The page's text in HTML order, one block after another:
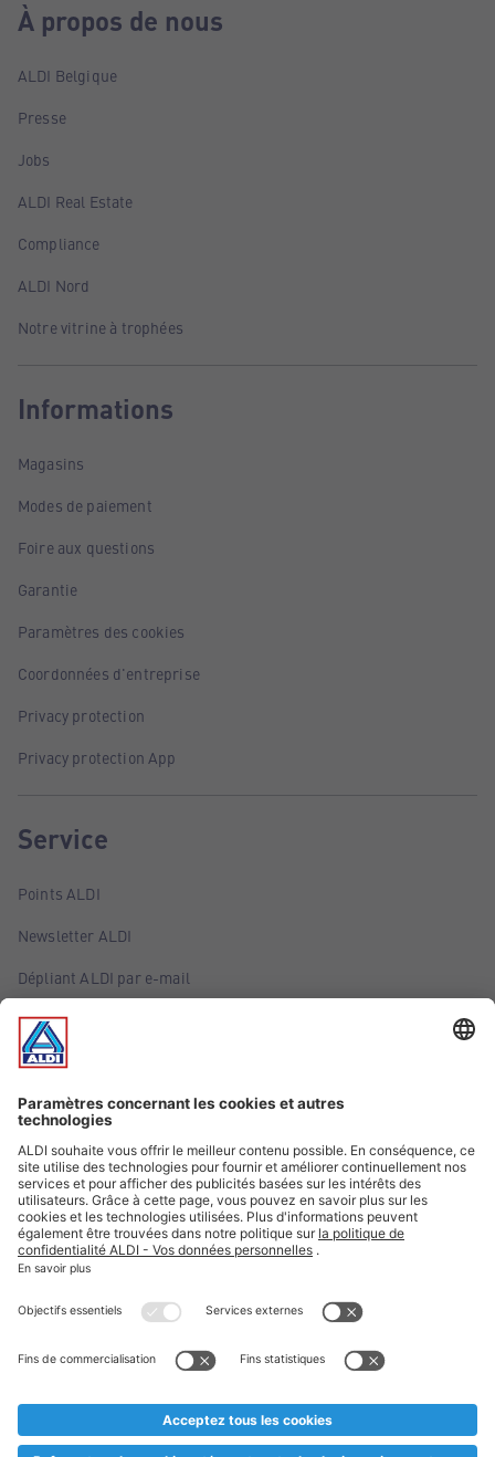
À propos de nous
ALDI Belgique
Presse
Jobs
ALDI Real Estate
Compliance
ALDI Nord
Notre vitrine à trophées
Informations
Magasins
Modes de paiement
Foire aux questions
Garantie
Paramètres des cookies
Coordonnées d'entreprise
Privacy protection
Privacy protection App
Service
Points ALDI
Newsletter ALDI
Dépliant ALDI par e-mail
Offres
Infos essentielles
Suivez ALDI Belgique
Textes marqués d'un astérisque et mentions légales
* Nous vendons ces articles temporairement et jusqu'à
au cas où, malgré le planning bien étudié, nous serions
prématurément en rupture de stock. Prix Recupel et TVA incl.
** Sur ce site, l’utilisation de la forme masculine a été adoptée